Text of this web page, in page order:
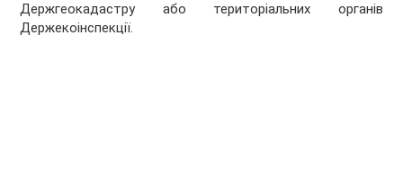
Держгеокадастру або територіальних органів
Держекоінспекції.